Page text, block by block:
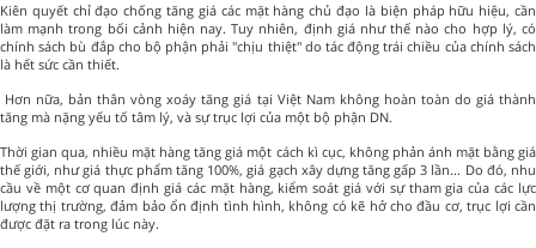
Kiên quyết chỉ đạo chống tăng giá các mặt hàng chủ đạo là biện pháp hữu hiệu, cần
làm mạnh trong bối cảnh hiện nay. Tuy nhiên, định giá như thế nào cho hợp lý, có
chính sách bù đắp cho bộ phận phải "chịu thiệt" do tác động trái chiều của chính sách
là hết sức cần thiết.
Hơn nữa, bản thân vòng xoáy tăng giá tại Việt Nam không hoàn toàn do giá thành
tăng mà nặng yếu tố tâm lý, và sự trục lợi của một bộ phận DN.
Thời gian qua, nhiều mặt hàng tăng giá một cách kì cục, không phản ánh mặt bằng giá
thế giới, như giá thực phẩm tăng 100%, giá gạch xây dựng tăng gấp 3 lần... Do đó, nhu
cầu về một cơ quan định giá các mặt hàng, kiểm soát giá với sự tham gia của các lực
lượng thị trường, đảm bảo ổn định tình hình, không có kẽ hở cho đầu cơ, trục lợi cần
được đặt ra trong lúc này.